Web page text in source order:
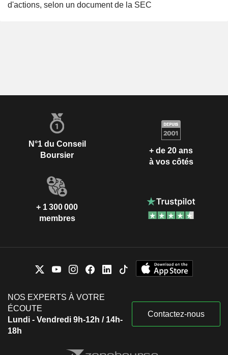
d'actions, selon un document de la SEC
N°1 du Conseil
Boursier
+ de 20 ans
à vos côtés
+ 1 300 000
membres
NOS EXPERTS À VOTRE
ÉCOUTE
Lundi - Vendredi 9h-12h / 14h-
18h
Contactez-nous